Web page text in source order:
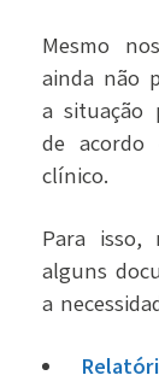
Mesmo
ainda não
a situação
de acordo
clínico.
Para isso,
alguns
a